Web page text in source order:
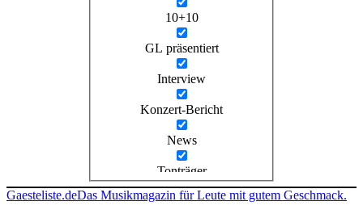
10+10
GL präsentiert
Interview
Konzert-Bericht
News
Tonträger
Gaesteliste.deDas Musikmagazin für Leute mit gutem Geschmack.